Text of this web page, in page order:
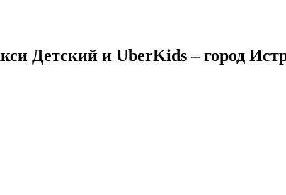
Детский и UberKids – город